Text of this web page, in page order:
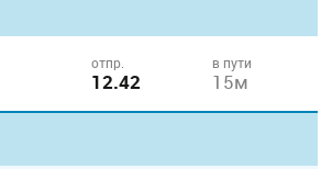
отпр.
12.42
в пути
15м